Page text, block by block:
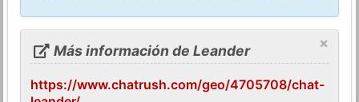
×
Más información de Leander
https://www.chatrush.com/geo/4705708/chat-